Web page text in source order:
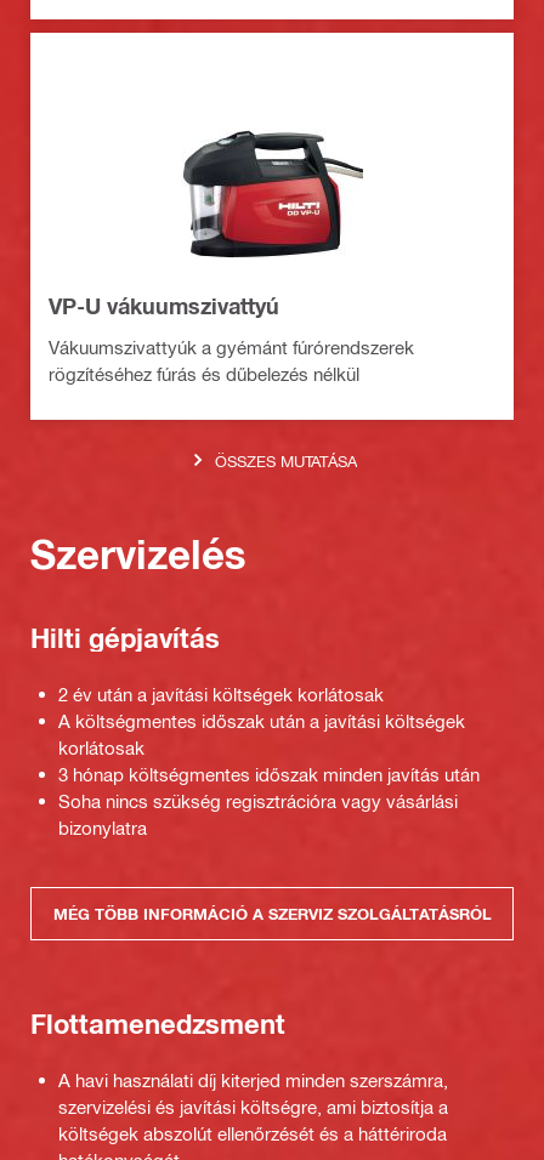
VP-U vákuumszivattyú
Vákuumszivattyúk a gyémánt fúrórendszerek
rögzítéséhez fúrás és dűbelezés nélkül
ÖSSZES MUTATÁSA
Szervizelés
Hilti gépjavítás
2 év után a javítási költségek korlátosak
A költségmentes időszak után a javítási költségek
korlátosak
3 hónap költségmentes időszak minden javítás után
Soha nincs szükség regisztrációra vagy vásárlási
bizonylatra
MÉG TÖBB INFORMÁCIÓ A SZERVIZ SZOLGÁLTATÁSRÓL
Flottamenedzsment
A havi használati díj kiterjed minden szerszámra,
szervizelési és javítási költségre, ami biztosítja a
költségek abszolút ellenőrzését és a háttériroda